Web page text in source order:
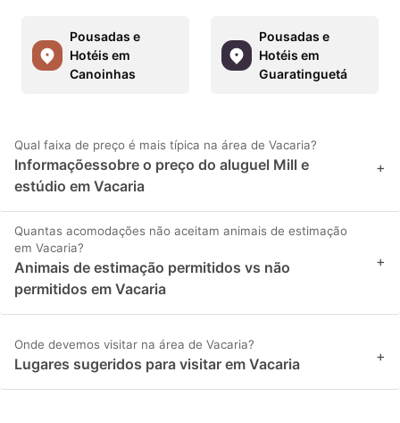
Pousadas e
Hotéis em
Canoinhas
Pousadas e
Hotéis em
Guaratinguetá
Qual faixa de preço é mais típica na área de Vacaria?
Informaçõessobre o preço do aluguel Mill e
estúdio em Vacaria
+
Quantas acomodações não aceitam animais de estimação
em Vacaria?
Animais de estimação permitidos vs não
permitidos em Vacaria
+
Onde devemos visitar na área de Vacaria?
Lugares sugeridos para visitar em Vacaria +